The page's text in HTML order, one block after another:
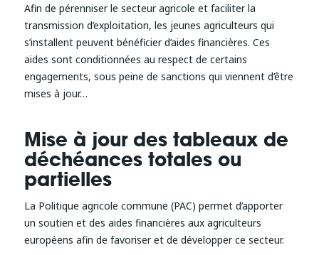
Afin de pérenniser le secteur agricole et faciliter la
transmission d’exploitation, les jeunes agriculteurs qui
s’installent peuvent bénéficier d’aides financières. Ces
aides sont conditionnées au respect de certains
engagements, sous peine de sanctions qui viennent d’être
mises à jour…
Mise à jour des tableaux de
déchéances totales ou
partielles
La Politique agricole commune (PAC) permet d’apporter
un soutien et des aides financières aux agriculteurs
européens afin de favoriser et de développer ce secteur.